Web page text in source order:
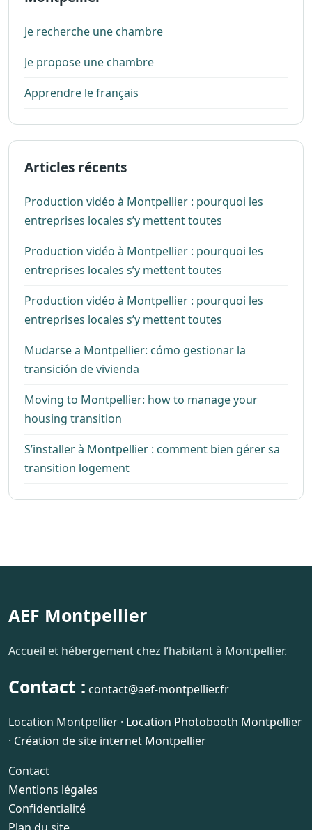
Je recherche une chambre
Je propose une chambre
Apprendre le français
Articles récents
Production vidéo à Montpellier : pourquoi les
entreprises locales s’y mettent toutes
Production vidéo à Montpellier : pourquoi les
entreprises locales s’y mettent toutes
Production vidéo à Montpellier : pourquoi les
entreprises locales s’y mettent toutes
Mudarse a Montpellier: cómo gestionar la
transición de vivienda
Moving to Montpellier: how to manage your
housing transition
S’installer à Montpellier : comment bien gérer sa
transition logement
AEF Montpellier
Accueil et hébergement chez l’habitant à Montpellier.
Contact : contact@aef-montpellier.fr
Location Montpellier · Location Photobooth Montpellier
· Création de site internet Montpellier
Contact
Mentions légales
Confidentialité
Plan du site